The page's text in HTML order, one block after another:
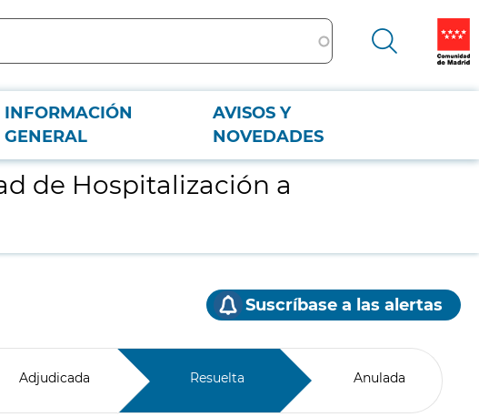
INFORMACIÓN
GENERAL
AVISOS Y
NOVEDADES
de Hospitalización a
Suscríbase a las alertas
Adjudicada Resuelta Anulada